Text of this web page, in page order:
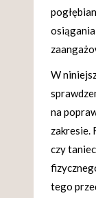
W
na
zakresie.
czy
tego